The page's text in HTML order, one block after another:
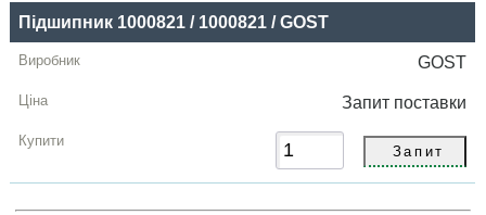
Купити
Підшипник 1000821 / 1000821 / GOST
GOST
Запит поставки